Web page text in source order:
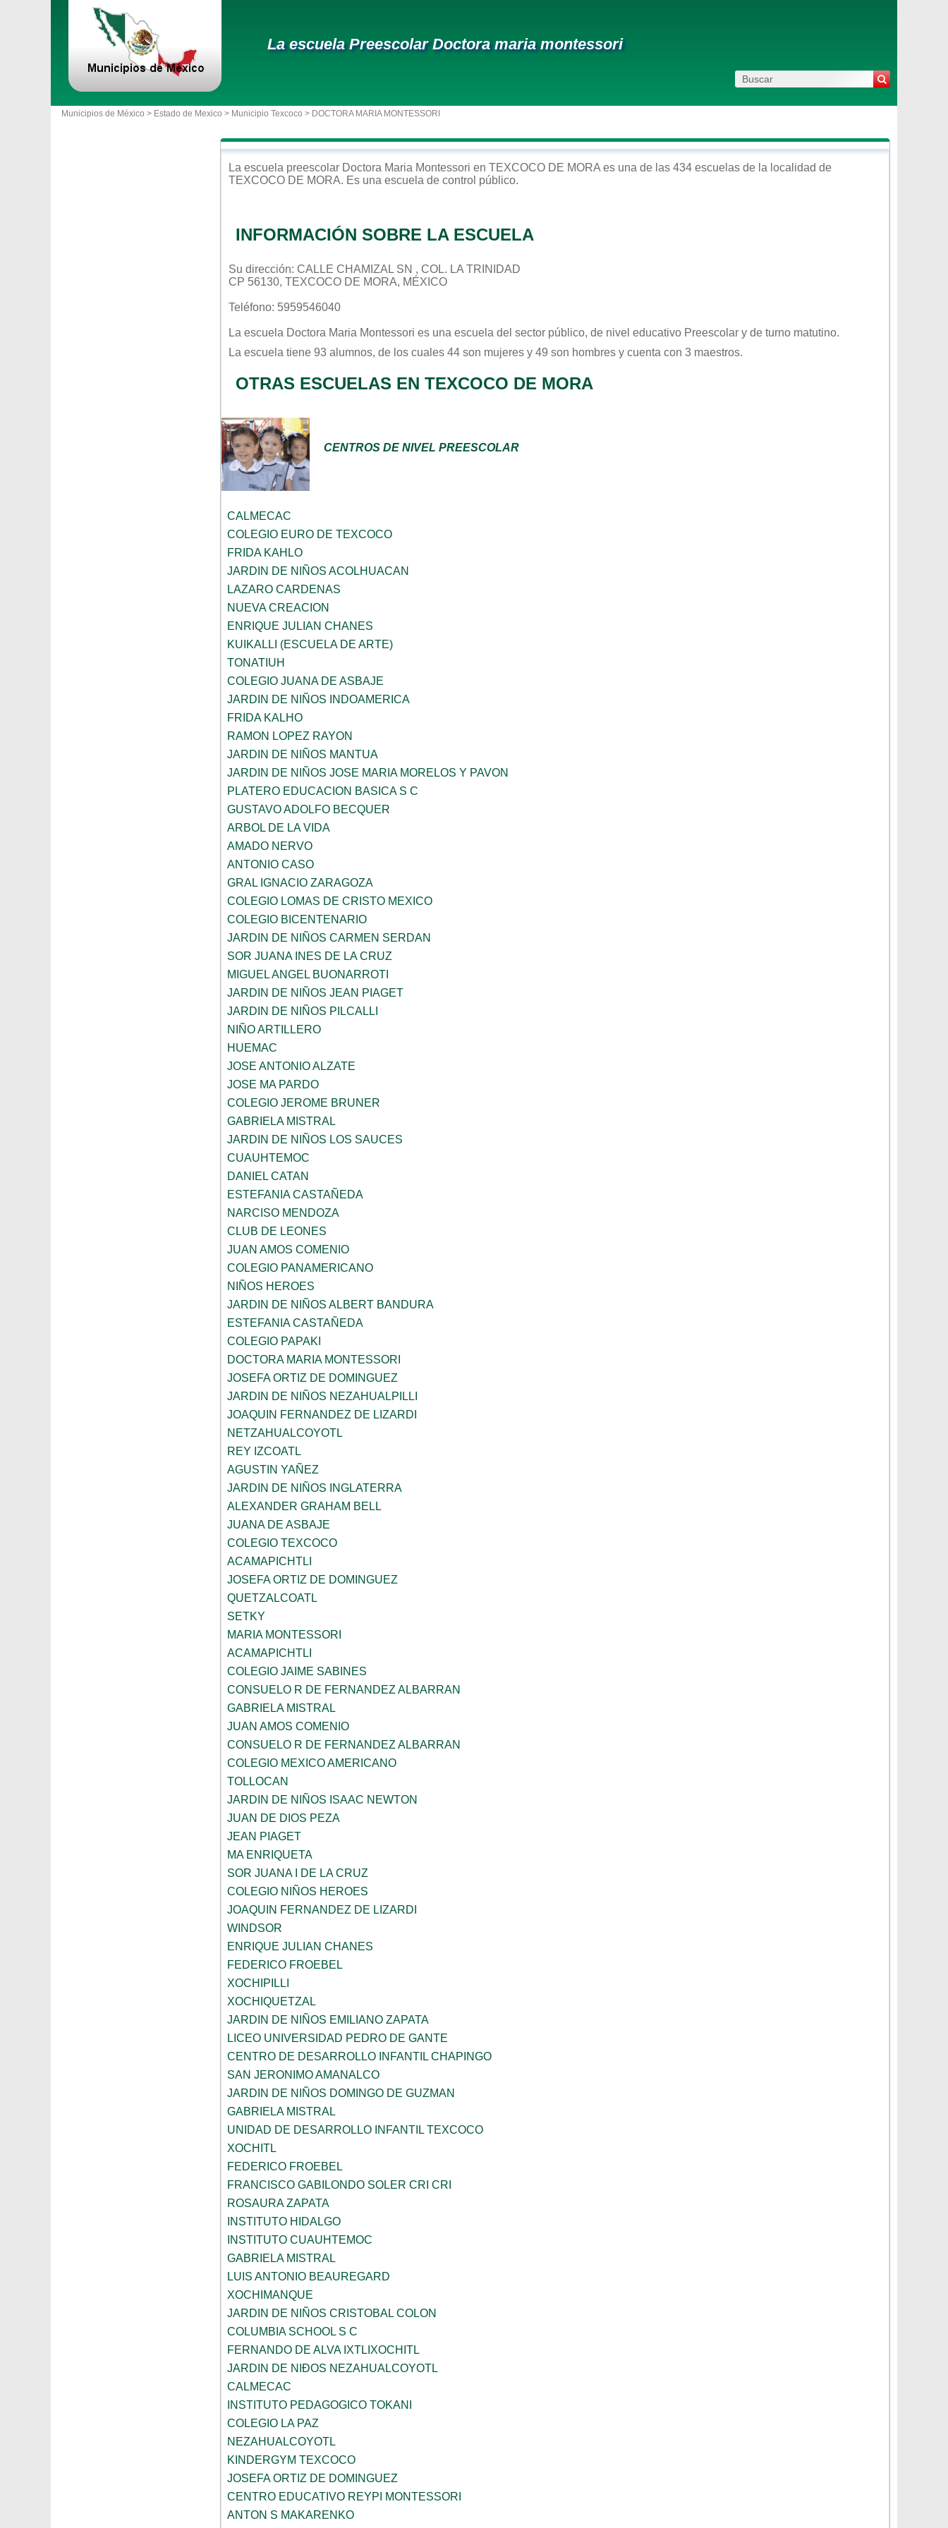
La escuela Preescolar Doctora maria montessori
Municipios de México > Estado de Mexico > Municipio Texcoco > DOCTORA MARIA MONTESSORI
La escuela preescolar Doctora Maria Montessori en TEXCOCO DE MORA es una de las 434 escuelas de la localidad de
TEXCOCO DE MORA. Es una escuela de control público.
INFORMACIÓN SOBRE LA ESCUELA
Su dirección: CALLE CHAMIZAL SN , COL. LA TRINIDAD
CP 56130, TEXCOCO DE MORA, MÉXICO
Teléfono: 5959546040
La escuela Doctora Maria Montessori es una escuela del sector público, de nivel educativo Preescolar y de turno matutino.
La escuela tiene 93 alumnos, de los cuales 44 son mujeres y 49 son hombres y cuenta con 3 maestros.
OTRAS ESCUELAS EN TEXCOCO DE MORA
CENTROS DE NIVEL PREESCOLAR
CALMECAC
COLEGIO EURO DE TEXCOCO
FRIDA KAHLO
JARDIN DE NIÑOS ACOLHUACAN
LAZARO CARDENAS
NUEVA CREACION
ENRIQUE JULIAN CHANES
KUIKALLI (ESCUELA DE ARTE)
TONATIUH
COLEGIO JUANA DE ASBAJE
JARDIN DE NIÑOS INDOAMERICA
FRIDA KALHO
RAMON LOPEZ RAYON
JARDIN DE NIÑOS MANTUA
JARDIN DE NIÑOS JOSE MARIA MORELOS Y PAVON
PLATERO EDUCACION BASICA S C
GUSTAVO ADOLFO BECQUER
ARBOL DE LA VIDA
AMADO NERVO
ANTONIO CASO
GRAL IGNACIO ZARAGOZA
COLEGIO LOMAS DE CRISTO MEXICO
COLEGIO BICENTENARIO
JARDIN DE NIÑOS CARMEN SERDAN
SOR JUANA INES DE LA CRUZ
MIGUEL ANGEL BUONARROTI
JARDIN DE NIÑOS JEAN PIAGET
JARDIN DE NIÑOS PILCALLI
NIÑO ARTILLERO
HUEMAC
JOSE ANTONIO ALZATE
JOSE MA PARDO
COLEGIO JEROME BRUNER
GABRIELA MISTRAL
JARDIN DE NIÑOS LOS SAUCES
CUAUHTEMOC
DANIEL CATAN
ESTEFANIA CASTAÑEDA
NARCISO MENDOZA
CLUB DE LEONES
JUAN AMOS COMENIO
COLEGIO PANAMERICANO
NIÑOS HEROES
JARDIN DE NIÑOS ALBERT BANDURA
ESTEFANIA CASTAÑEDA
COLEGIO PAPAKI
DOCTORA MARIA MONTESSORI
JOSEFA ORTIZ DE DOMINGUEZ
JARDIN DE NIÑOS NEZAHUALPILLI
JOAQUIN FERNANDEZ DE LIZARDI
NETZAHUALCOYOTL
REY IZCOATL
AGUSTIN YAÑEZ
JARDIN DE NIÑOS INGLATERRA
ALEXANDER GRAHAM BELL
JUANA DE ASBAJE
COLEGIO TEXCOCO
ACAMAPICHTLI
JOSEFA ORTIZ DE DOMINGUEZ
QUETZALCOATL
SETKY
MARIA MONTESSORI
ACAMAPICHTLI
COLEGIO JAIME SABINES
CONSUELO R DE FERNANDEZ ALBARRAN
GABRIELA MISTRAL
JUAN AMOS COMENIO
CONSUELO R DE FERNANDEZ ALBARRAN
COLEGIO MEXICO AMERICANO
TOLLOCAN
JARDIN DE NIÑOS ISAAC NEWTON
JUAN DE DIOS PEZA
JEAN PIAGET
MA ENRIQUETA
SOR JUANA I DE LA CRUZ
COLEGIO NIÑOS HEROES
JOAQUIN FERNANDEZ DE LIZARDI
WINDSOR
ENRIQUE JULIAN CHANES
FEDERICO FROEBEL
XOCHIPILLI
XOCHIQUETZAL
JARDIN DE NIÑOS EMILIANO ZAPATA
LICEO UNIVERSIDAD PEDRO DE GANTE
CENTRO DE DESARROLLO INFANTIL CHAPINGO
SAN JERONIMO AMANALCO
JARDIN DE NIÑOS DOMINGO DE GUZMAN
GABRIELA MISTRAL
UNIDAD DE DESARROLLO INFANTIL TEXCOCO
XOCHITL
FEDERICO FROEBEL
FRANCISCO GABILONDO SOLER CRI CRI
ROSAURA ZAPATA
INSTITUTO HIDALGO
INSTITUTO CUAUHTEMOC
GABRIELA MISTRAL
LUIS ANTONIO BEAUREGARD
XOCHIMANQUE
JARDIN DE NIÑOS CRISTOBAL COLON
COLUMBIA SCHOOL S C
FERNANDO DE ALVA IXTLIXOCHITL
JARDIN DE NIÐOS NEZAHUALCOYOTL
CALMECAC
INSTITUTO PEDAGOGICO TOKANI
COLEGIO LA PAZ
NEZAHUALCOYOTL
KINDERGYM TEXCOCO
JOSEFA ORTIZ DE DOMINGUEZ
CENTRO EDUCATIVO REYPI MONTESSORI
ANTON S MAKARENKO